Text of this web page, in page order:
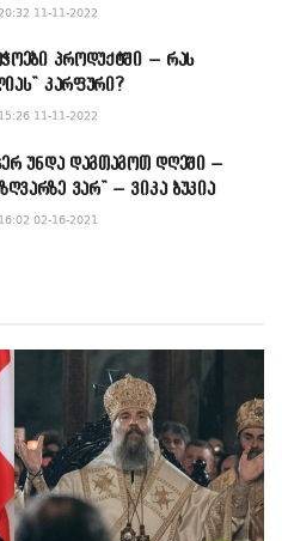
20:32 11-11-2022
პროდუქტში – რას
კარფური?
15:26 11-11-2022
უნდა დაგთაგოთ დღეში –
ვარ” – ვიკა ბუკია
16:02 02-16-2021